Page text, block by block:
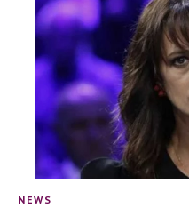
NEWS